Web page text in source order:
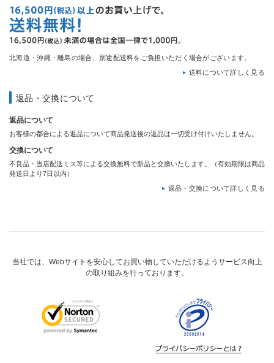
北海道・沖縄・離島の場合、別途配送料をご負担いただく場合がございます。
送料について詳しく見る
返品・交換について
返品について
お客様の都合による返品について商品発送後の返品は一切受け付けいたしません。
交換について
不良品・当店配送ミス等による交換無料で新品と交換いたします。（有効期限は商品
発送日より7日以内）
返品・交換について詳しく見る
当社では、Webサイトを安心してお買い物していただけるようサービス向上
の取り組みを行っております。